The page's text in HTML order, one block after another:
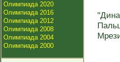
Олимпиада 2020
Олимпиада 2016
Олимпиада 2012
Олимпиада 2008
Олимпиада 2004
Олимпиада 2000